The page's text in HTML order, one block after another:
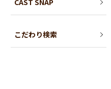
CAST SNAP
こだわり検索